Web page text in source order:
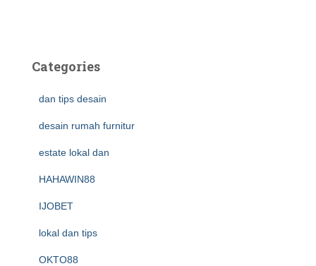
Categories
dan tips desain
desain rumah furnitur
estate lokal dan
HAHAWIN88
IJOBET
lokal dan tips
OKTO88